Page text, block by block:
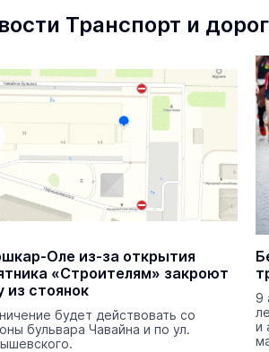
Алексей Ямаев о премьере в театре
«Для меня не бывает
лёгких спектаклей»
Культура 18 марта 11:05
Транспорт и
Оле из-за открытия
«Строителям» закроют
из стоянок
будет действовать со
бульвара Чавайна и по ул.
9
и
В